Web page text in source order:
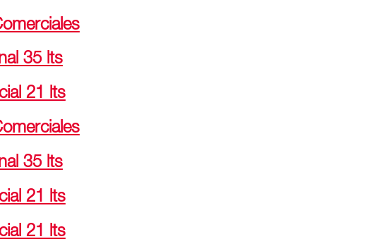
35 lts
21 lts
35 lts
21 lts
21 lts